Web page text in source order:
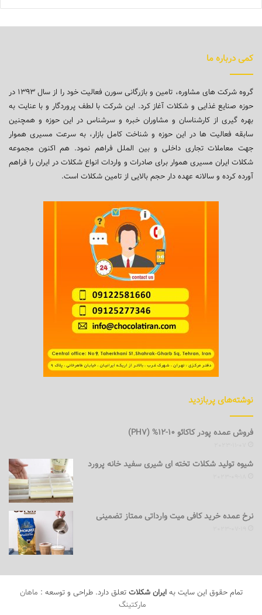
کمی درباره ما
گروه شرکت های مشاوره، تامین و بازرگانی سورن فعالیت خود را از سال ۱۳۹۳ در
حوزه صنایع غذایی و شکلات آغاز کرد. این شرکت با لطف پروردگار و با عنایت به
بهره گیری از کارشناسان و مشاوران خبره و سرشناس در این حوزه و همچنین
سابقه فعالیت ها در این حوزه و شناخت کامل بازار، به سرعت مسیری هموار
جهت معاملات تجاری داخلی و بین الملل فراهم نمود. هم اکنون مجموعه
شکلات ایران مسیری هموار برای صادرات و واردات انواع شکلات در ایران را فراهم
آورده کرده و سالانه عهده دار حجم بالایی از تامین شکلات است.
نوشته‌های پربازدید
فروش عمده پودر کاکائو 10-12% (PH7)
شیوه تولید شکلات تخته ای شیری سفید خانه پرورد
نرخ عمده خرید کافی میت وارداتی ممتاز تضمینی
تمام حقوق این سایت بهایران شکلات تعلق دارد. طراحی و توسعه : ماهان
مارکتینگ